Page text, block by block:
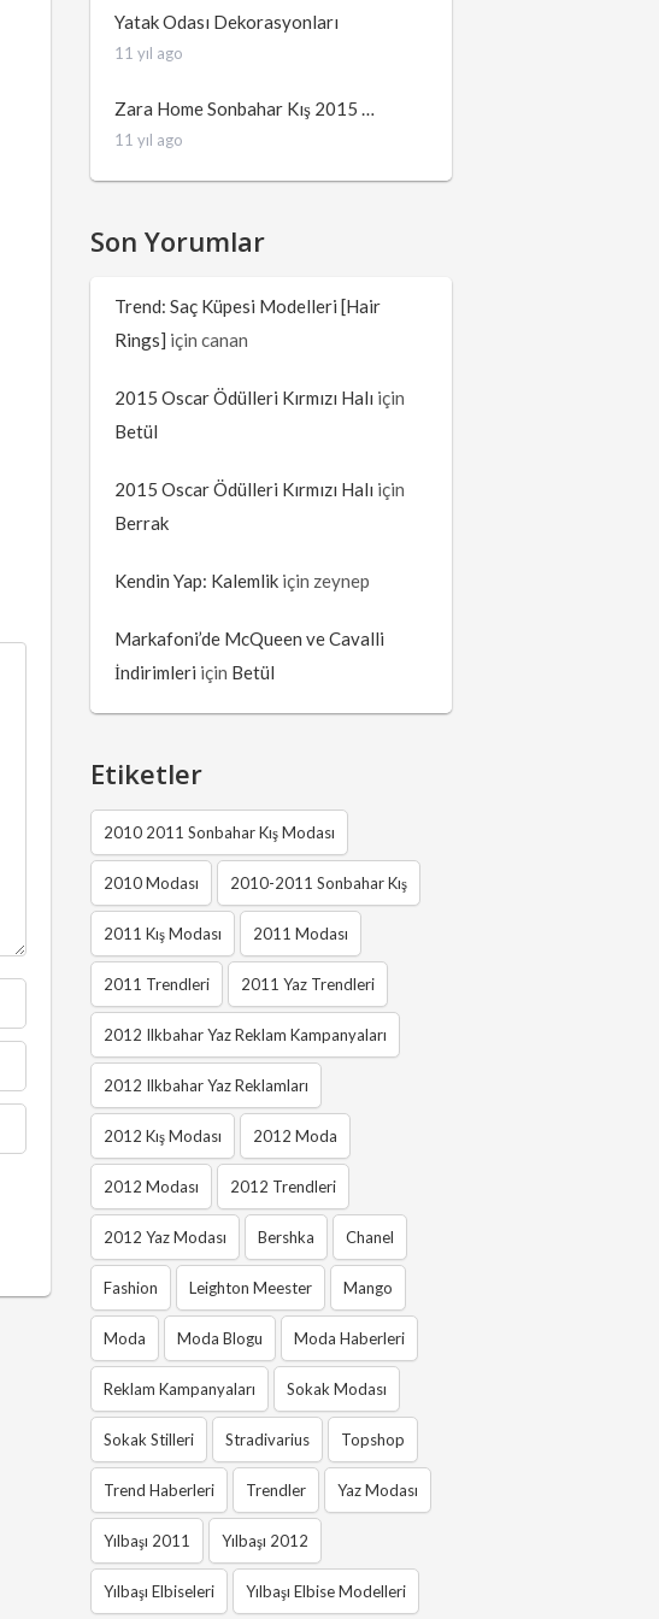
Yatak Odası Dekorasyonları
11 yıl ago
Zara Home Sonbahar Kış 2015 …
11 yıl ago
Son Yorumlar
Trend: Saç Küpesi Modelleri [Hair
Rings] için canan
2015 Oscar Ödülleri Kırmızı Halı için
Betül
2015 Oscar Ödülleri Kırmızı Halı için
Berrak
Kendin Yap: Kalemlik için zeynep
Markafoni’de McQueen ve Cavalli
İndirimleri için Betül
Etiketler
2010 2011 Sonbahar Kış Modası
2010 Modası 2010-2011 Sonbahar Kış
2011 Kış Modası 2011 Modası
2011 Trendleri 2011 Yaz Trendleri
2012 Ilkbahar Yaz Reklam Kampanyaları
2012 Ilkbahar Yaz Reklamları
2012 Kış Modası 2012 Moda
2012 Modası 2012 Trendleri
2012 Yaz Modası Bershka Chanel
Fashion Leighton Meester Mango
Moda Moda Blogu Moda Haberleri
Reklam Kampanyaları Sokak Modası
Sokak Stilleri Stradivarius Topshop
Trend Haberleri Trendler Yaz Modası
Yılbaşı 2011 Yılbaşı 2012
Yılbaşı Elbiseleri Yılbaşı Elbise Modelleri